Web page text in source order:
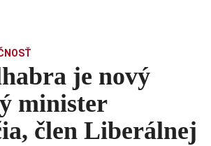
je nový
minister
člen Liberálnej